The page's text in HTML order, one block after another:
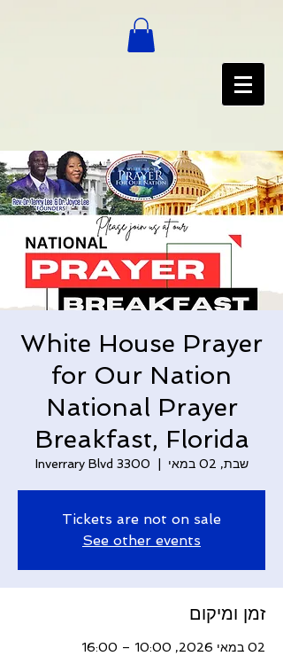
White House Prayer
for Our Nation
National Prayer
Breakfast, Florida
שבת, 02 במאי 3300 Inverrary Blvd
Tickets are not on sale
See other events
זמן ומיקום
02 במאי 2026, 10:00 – 16:00